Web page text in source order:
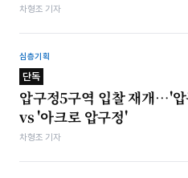
차형조 기자
심층기획
단독
압구정5구역 입찰 재개…'
vs '아크로 압구정'
차형조 기자